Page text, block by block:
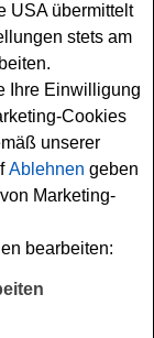
drei
1100 Euro.
Gutschein
Tourismus
Sie das
Newsletter
und können
3x einen
je 1100
USA übermittelt
stets am
Ihre Einwilligung
Cookies
unserer
Ablehnen geben
Marketing-
bearbeiten: